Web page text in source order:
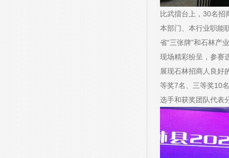
比武擂台上，30名招
本部门、本行业职能
省“三张牌”和石林产
现场精彩纷呈，参赛
展现石林招商人良好
等奖7名、三等奖10
选手和获奖团队代表